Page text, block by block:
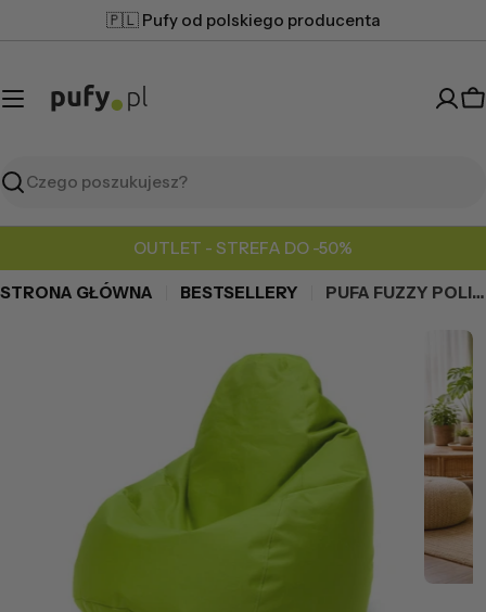
do
🇵🇱 Pufy od polskiego producenta
Szukaj
OUTLET - STREFA DO -50%
STRONA GŁÓWNA BESTSELLERY PUFA FUZZY POLIESTER